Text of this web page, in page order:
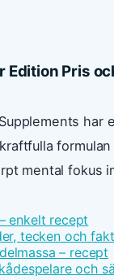
Edition Pris
har
mental fokus
enkelt recept
tecken och
– recept
och